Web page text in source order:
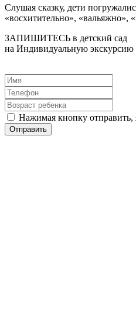
Слушая сказку, дети
«восхитительно», «вальяжно»,
ЗАПИШИТЕСЬ в детский сад
на Индивидуальную экскурсию
Нажимая кнопку отправить,